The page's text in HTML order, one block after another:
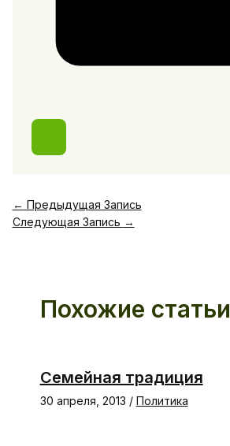
← Предыдущая Запись
Следующая Запись →
Похожие статьи
Семейная традиция
30 апреля, 2013 / Политика